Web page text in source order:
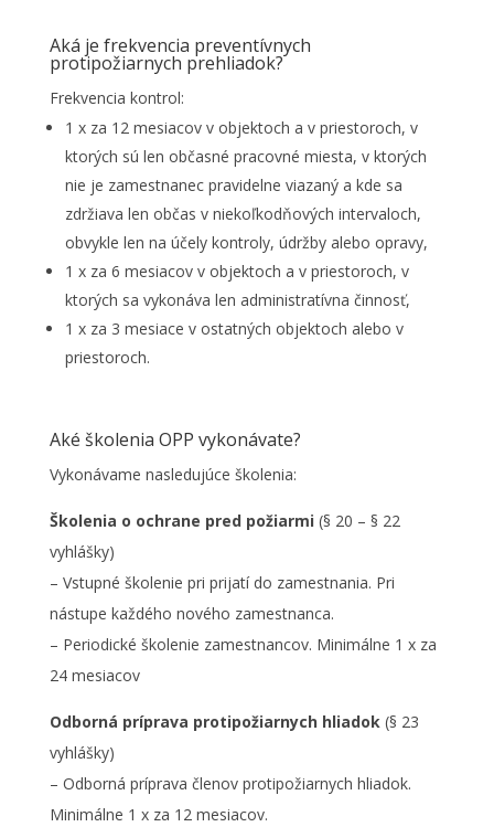
Aká je frekvencia preventívnych
protipožiarnych prehliadok?
Frekvencia kontrol:
1 x za 12 mesiacov v objektoch a v priestoroch, v
ktorých sú len občasné pracovné miesta, v ktorých
nie je zamestnanec pravidelne viazaný a kde sa
zdržiava len občas v niekoľkodňových intervaloch,
obvykle len na účely kontroly, údržby alebo opravy,
1 x za 6 mesiacov v objektoch a v priestoroch, v
ktorých sa vykonáva len administratívna činnosť,
1 x za 3 mesiace v ostatných objektoch alebo v
priestoroch.
Aké školenia OPP vykonávate?
Vykonávame nasledujúce školenia:
Školenia o ochrane pred požiarmi(§ 20 – § 22
vyhlášky)
– Vstupné školenie pri prijatí do zamestnania. Pri
nástupe každého nového zamestnanca.
– Periodické školenie zamestnancov. Minimálne 1 x za
24 mesiacov
Odborná príprava protipožiarnych hliadok(§ 23
vyhlášky)
– Odborná príprava členov protipožiarnych hliadok.
Minimálne 1 x za 12 mesiacov.